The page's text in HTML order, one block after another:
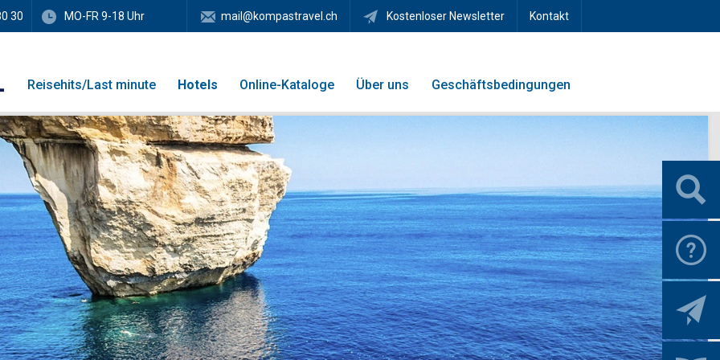
30 MO-FR 9-18 Uhr mail@kompastravel.ch Kostenloser Newsletter Kontakt
Reisehits/Last minute Hotels Online-Kataloge Über uns Geschäftsbedingungen